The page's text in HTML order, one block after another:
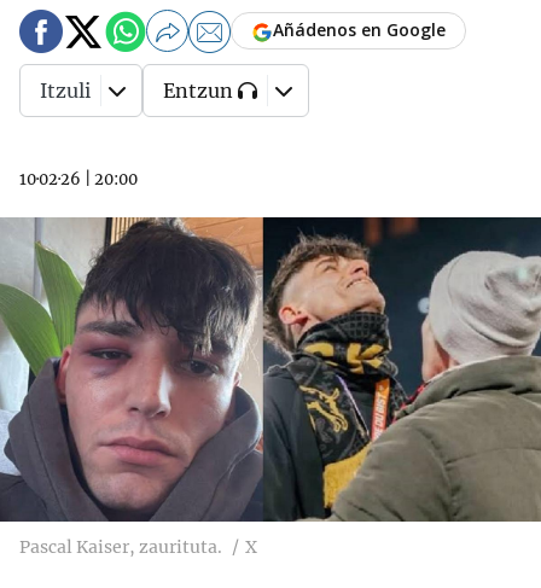
10·02·26 20:00
Añádenos en Google
Itzuli Entzun
Pascal Kaiser, zaurituta. X